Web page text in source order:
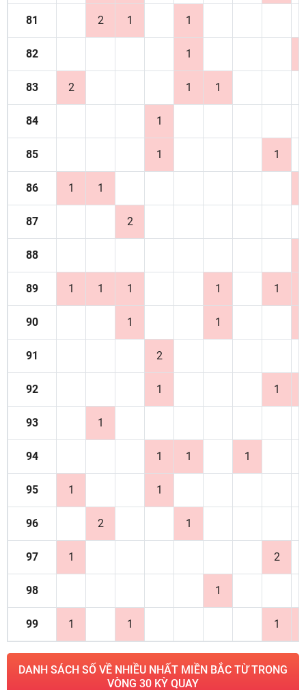
81 2 1 1
82 1
83 2 1 1
84 1
85 1 1
86 1 1
87 2
88
89 1 1 1 1 1
90 1 1
91 2
92 1 1
93 1
94 1 1 1
95 1 1
96 2 1
97 1 2
98 1
99 1 1 1
DANH SÁCH SỐ VỀ NHIỀU NHẤT MIỀN BẮC TỪ TRONG
VÒNG 30 KỲ QUAY